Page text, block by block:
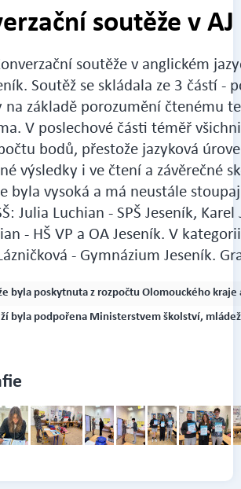
soutěže v AJ
soutěže v anglickém
Soutěž se skládala ze 3 částí -
základě porozumění čtenému
V poslechové části téměř
bodů, přestože jazyková
výsledky i ve čtení a závěrečné
byla vysoká a má neustále
Julia Luchian - SPŠ Jeseník, Karel
- HŠ VP a OA Jeseník. V
- Gymnázium Jeseník.
byla poskytnuta z rozpočtu Olomouckého
byla podpořena Ministerstvem školství,